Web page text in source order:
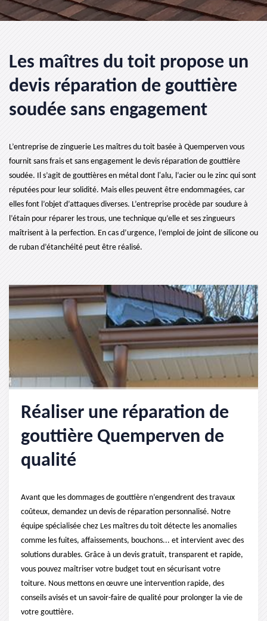
Les maîtres du toit propose un
devis réparation de gouttière
soudée sans engagement
L’entreprise de zinguerie Les maîtres du toit basée à Quemperven vous
fournit sans frais et sans engagement le devis réparation de gouttière
soudée. Il s’agit de gouttières en métal dont l'alu, l’acier ou le zinc qui sont
réputées pour leur solidité. Mais elles peuvent être endommagées, car
elles font l’objet d’attaques diverses. L’entreprise procède par soudure à
l’étain pour réparer les trous, une technique qu’elle et ses zingueurs
maîtrisent à la perfection. En cas d’urgence, l’emploi de joint de silicone ou
de ruban d’étanchéité peut être réalisé.
Réaliser une réparation de
gouttière Quemperven de
qualité
Avant que les dommages de gouttière n’engendrent des travaux
coûteux, demandez un devis de réparation personnalisé. Notre
équipe spécialisée chez Les maîtres du toit détecte les anomalies
comme les fuites, affaissements, bouchons... et intervient avec des
solutions durables. Grâce à un devis gratuit, transparent et rapide,
vous pouvez maîtriser votre budget tout en sécurisant votre
toiture. Nous mettons en œuvre une intervention rapide, des
conseils avisés et un savoir-faire de qualité pour prolonger la vie de
votre gouttière.